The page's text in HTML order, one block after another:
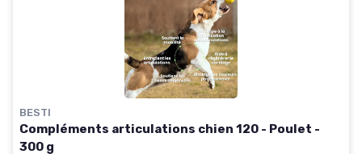
BESTI
Compléments articulations chien 120 - Poulet -
300 g